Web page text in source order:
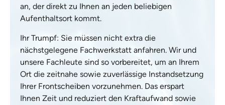
an, der direkt zu Ihnen an jeden beliebigen
Aufenthaltsort kommt.
Ihr Trumpf: Sie müssen nicht extra die
nächstgelegene Fachwerkstatt anfahren. Wir und
unsere Fachleute sind so vorbereitet, um an Ihrem
Ort die zeitnahe sowie zuverlässige Instandsetzung
Ihrer Frontscheiben vorzunehmen. Das erspart
Ihnen Zeit und reduziert den Kraftaufwand sowie